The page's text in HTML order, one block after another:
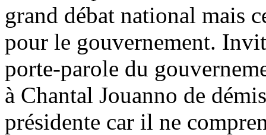
grand débat national mais
pour le gouvernement.
porte-parole du
à Chantal Jouanno de
présidente car il ne